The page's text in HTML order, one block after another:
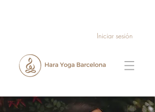
Iniciar sesión